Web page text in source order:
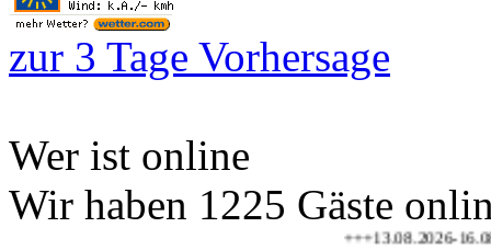
zur 3 Tage Vorhersage
Wer ist online
Wir haben 1225 Gäste
+++13.08.2026-16.08.2026